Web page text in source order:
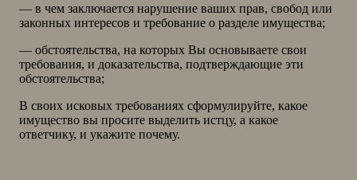
— в чем заключается нарушение ваших прав, свобод или
законных интересов и требование о разделе имущества;
— обстоятельства, на которых Вы основываете свои
требования, и доказательства, подтверждающие эти
обстоятельства;
В своих исковых требованиях сформулируйте, какое
имущество вы просите выделить истцу, а какое
ответчику, и укажите почему.